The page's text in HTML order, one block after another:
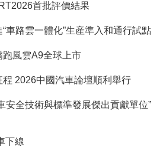
首批評價結果
車路雲一體化”生産準入和通行試點
風雲A9全球上市
程 2026中國汽車論壇順利舉行
安全技術與標準發展傑出貢獻單位”
下線